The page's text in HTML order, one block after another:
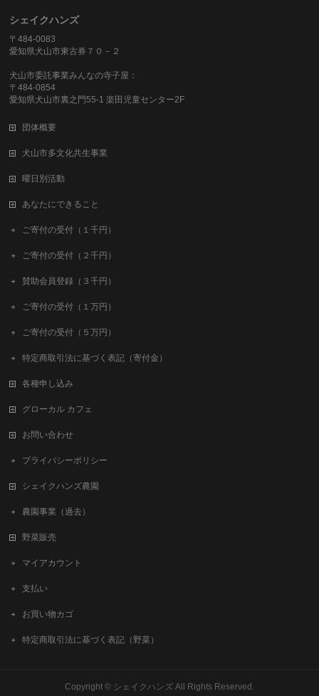
シェイクハンズ
〒484-0083
愛知県犬山市東古券７０－２
犬山市委託事業みんなの寺子屋：
〒484-0854
愛知県犬山市裏之門55-1 楽田児童センター2F
団体概要
犬山市多文化共生事業
曜日別活動
あなたにできること
ご寄付の受付（１千円）
ご寄付の受付（２千円）
賛助会員登録（３千円）
ご寄付の受付（１万円）
ご寄付の受付（５万円）
特定商取引法に基づく表記（寄付金）
各種申し込み
グローカル カフェ
お問い合わせ
プライバシーポリシー
シェイクハンズ農園
農園事業（過去）
野菜販売
マイアカウント
支払い
お買い物カゴ
特定商取引法に基づく表記（野菜）
Copyright © シェイクハンズAll Rights Reserved.